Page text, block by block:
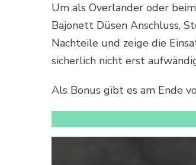
Um als Overlander oder
Bajonett Düsen Anschluss,
Nachteile und zeige die
sicherlich nicht erst
Als Bonus gibt es am Ende